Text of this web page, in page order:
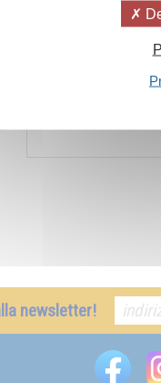
newsletter!